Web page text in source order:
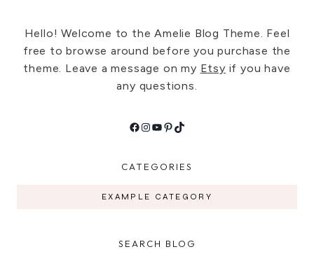
Hello! Welcome to the Amelie Blog Theme. Feel
free to browse around before you purchase the
theme. Leave a message on my Etsy if you have
any questions.
Facebook
Instagram
YouTube
Pinterest
TikTok
CATEGORIES
EXAMPLE CATEGORY
SEARCH BLOG